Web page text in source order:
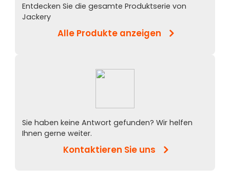
Entdecken Sie die gesamte Produktserie von
Jackery
Alle Produkte anzeigen
Sie haben keine Antwort gefunden? Wir helfen
Ihnen gerne weiter.
Kontaktieren Sie uns